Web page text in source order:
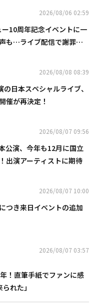
2026/08/06 02:59
10周年記念イベントに一
も…ライブ配信で謝罪
2026/08/08 08:39
日本スペシャルライブ、
催が再決定！
2026/08/07 09:56
公演、今年も12月に国立
出演アーティストに期待
2026/08/07 10:00
つき来日イベントの追加
2026/08/07 03:57
！直筆手紙でファンに感
れた」